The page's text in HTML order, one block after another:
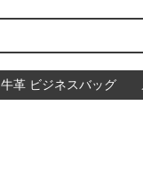
牛革 ビジネスバッグ